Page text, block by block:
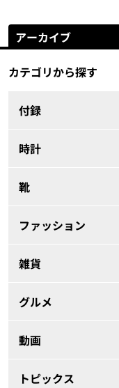
アーカイブ
カテゴリから探す
付録
時計
靴
ファッション
雑貨
グルメ
動画
トピックス